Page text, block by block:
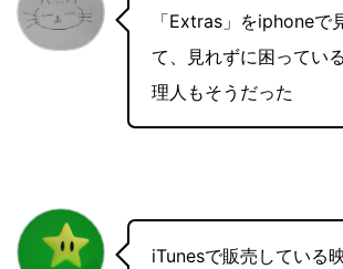
「Extras」をiphoneで
て、見れずに困ってい
理人もそうだった
iTunesで販売している